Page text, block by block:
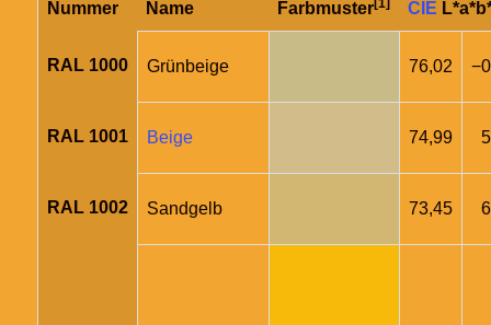
Nummer Name Farbmuster CIE
RAL 1000 Grünbeige 76,02
RAL 1001 Beige 74,99
RAL 1002 Sandgelb 73,45